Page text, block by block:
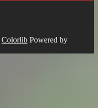
Colorlib Powered by